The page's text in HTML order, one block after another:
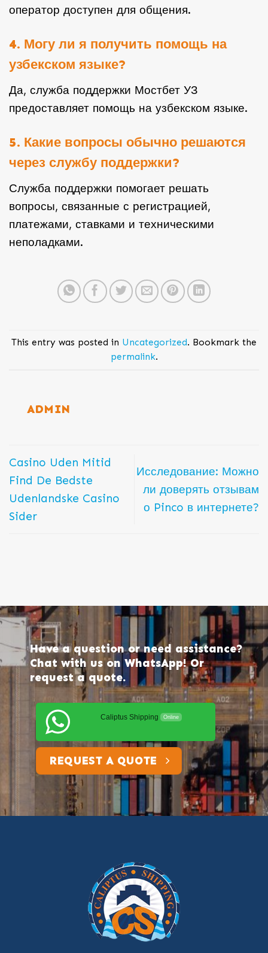
оператор доступен для общения.
4. Могу ли я получить помощь на
узбекском языке?
Да, служба поддержки Мостбет УЗ
предоставляет помощь на узбекском языке.
5. Какие вопросы обычно решаются
через службу поддержки?
Служба поддержки помогает решать
вопросы, связанные с регистрацией,
платежами, ставками и техническими
неполадками.
This entry was posted in Uncategorized. Bookmark the
permalink.
ADMIN
Casino Uden Mitid
Find De Bedste
Udenlandske Casino
Sider
Исследование: Можно
ли доверять отзывам
о Pinco в интернете?
Have a question or need assistance?
Chat with us on WhatsApp! Or
request a quote.
Caliptus Shipping Online
REQUEST A QUOTE